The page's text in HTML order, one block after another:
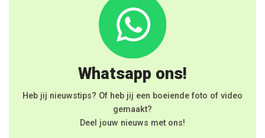
Whatsapp ons!
Heb jij nieuwstips? Of heb jij een boeiende foto of video
gemaakt?
Deel jouw nieuws met ons!